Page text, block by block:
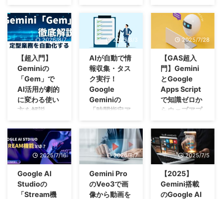
理や検索」に時
間を取られてし
まい、イライラ
が募る。これで
は本末転倒です
よね。 これま
でのGeminiは、
チャットを「ピ
ン留め」するこ
としかできず、
Banana 2」の
機能や特徴、具
体的な活用法に
ついて解説して
いきます。
Nano Banana 2
の基本概要とベ
ース技 ...
れまで別々に動
いていたこの2
つのAIが連携す
ることで、あな
たの仕事の進め
方は大きく変わ
ります。
Google
Workspaceをご
利用している方
のアイデアを出
したり。 も
し、そんな「ち
ょっと面倒」な
てくれる自分だ
けのツールがあ
ったら、私たち
の可能性はもっ
と広がるはずで
す。 2025年10
間）、Googleは
そんな願いを叶
える、まさに
「魔法のような
ツール」を日本
で正式に提供開
始しました。そ
に強力なツール
ですが、その能
力を自分の中だ
けに留めておく
のは、あまりに
もったいない話
です。 もし、
あなたが作成し
た「プロンプ
ト」を、同僚や
ンクリックで共
有できるとした
ら便利だと思い
ませんか？ 今
回はGeminiに待
望の「Gem（ジ
ェム）共有機
「無料でどこま
で使えるの
か？」
「ChatGPTと何
が違うのか？」
そんな悩みがあ
る方もいらっし
ゃるかも知れま
せん。 高性能
さから多くの注
すが、同時に
「利用制限」に
ついては、意外
と知られていな
いことが多いの
ではないでしょ
うか。 せっか
説
普段なにげなく
使っている
Google検索。実
はひっそりと
2025年9月9日
にAI（人工知
能）が私たちの
「検索」をサポ
ートしてくれる
した。 Google
で検索すると新
たに「AIモー
ド」が表示され
ているはずで
す。このAIモー
ドを使うこと
で、日常の検索
を徹底解説
情報が溢れる現
代社会で、ビジ
ネスパーソンや
学生の多くが
「勉強する時間
がない」「この
資料を読み込む
のは大変…」こ
のような悩みを
はないでしょう
か。 インプッ
トの重要性は分
かっていても、
すべての資料に
じっくり目を通
す時間は、なか
なか確保できな
「NotebookLM
はアップロード
した資料に基づ
いて回答するか
ら嘘をつかな
い」そう聞いた
ことはありませ
んか？ Google
のAIツール
「NotebookLM
せる可能性を秘
めています。指
定したPDFや
Googleドキュメ
ントの内容だけ
を読み込んで、
的確な要約や回
2026/8/7
【超入門】
Geminiの
「Gem」で
AI活用が劇的
に変わる使い
方を解説
毎回いちから作
るのは面倒だっ
たり、最新のス
プレッドシート
に合わせて要約
だけ欲しいと仕
事をする上で思
2025/8/3
AIが自動で情
報収集・タス
ク実行！
Google
Geminiの
「時間指定ア
徹底解説
決められた情報
を毎日収集した
り、タスク実行
するのを大変と
感じたことはあ
りませんか？
2025/7/28
【GAS超入
門】Gemini
とGoogle
Apps Script
で知識ゼロか
らウェブアプ
「プログラミン
グって、なんだ
か難しそう…」
「完璧な設計図
とか、サーバー
の知識とか、覚
えることが多す
2025/7/16
Google AI
Studioの
「Stream機
2026/8/7
Gemini Pro
のVeo3で画
像から動画を
2025/7/5
【2025】
Gemini搭載
のGoogle AI